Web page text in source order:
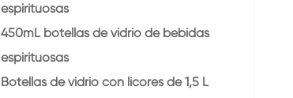
espirituosas
450mL botellas de vidrio de bebidas
espirituosas
Botellas de vidrio con licores de 1,5 L